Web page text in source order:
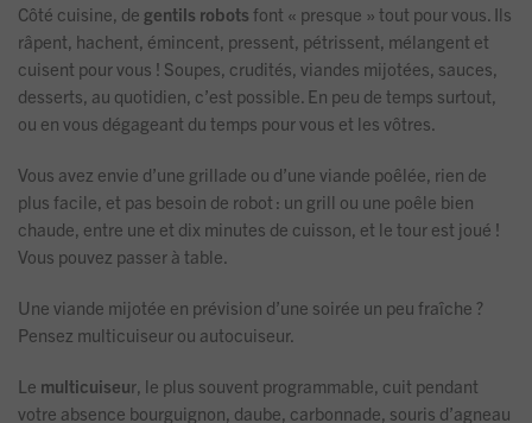
Côté cuisine, de gentils robots font « presque » tout pour vous. Ils
râpent, hachent, émincent, pressent, pétrissent, mélangent et
cuisent pour vous ! Soupes, crudités, viandes mijotées, sauces,
desserts, au quotidien, c’est possible. En peu de temps surtout,
ou en vous dégageant du temps pour vous et les vôtres.
Vous avez envie d’une grillade ou d’une viande poêlée, rien de
plus facile, et pas besoin de robot : un grill ou une poêle bien
chaude, entre une et dix minutes de cuisson, et le tour est joué !
Vous pouvez passer à table.
Une viande mijotée en prévision d’une soirée un peu fraîche ?
Pensez multicuiseur ou autocuiseur.
Le multicuiseur, le plus souvent programmable, cuit pendant
votre absence bourguignon, daube, carbonnade, souris d’agneau